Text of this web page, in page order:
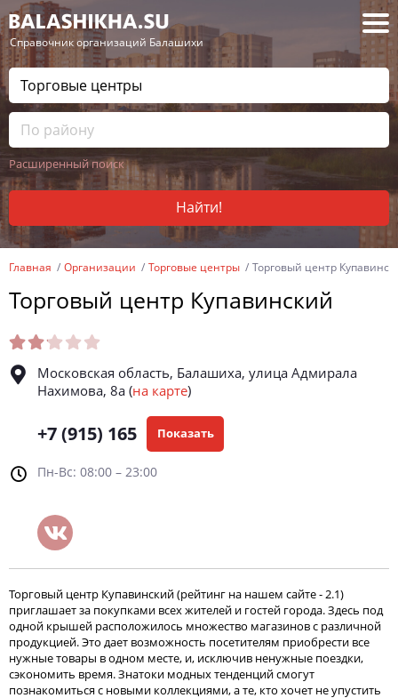
— Справочник организаций Балашихи
Расширенный поиск
Найти!
Главная Организации Торговые центры Торговый центр
Торговый центр Купавинский
Московская область, Балашиха, улица Адмирала
Нахимова, 8а (на карте)
+7 (915) 165 Показать
Пн-Вс: 08:00 – 23:00
Торговый центр Купавинский (рейтинг на нашем сайте - 2.1)
приглашает за покупками всех жителей и гостей города. Здесь под
одной крышей расположилось множество магазинов с различной
продукцией. Это дает возможность посетителям приобрести все
нужные товары в одном месте, и, исключив ненужные поездки,
сэкономить время. Знатоки модных тенденций смогут
познакомиться с новыми коллекциями, а те, кто хочет не упустить